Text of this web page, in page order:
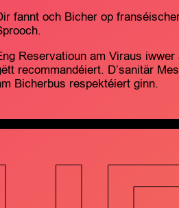
fannt och Bicher op
Reservatioun am Viraus
recommandéiert. D’sanitär
Bicherbus respektéiert ginn.